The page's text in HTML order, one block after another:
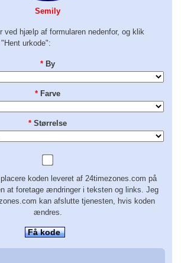
Semily
ved hjælp af formularen nedenfor, og klik
urkode":
* By
* Farve
* Størrelse
koden leveret af 24timezones.com på
at foretage ændringer i teksten og links. Jeg
kan afslutte tjenesten, hvis koden
ændres.
Få kode